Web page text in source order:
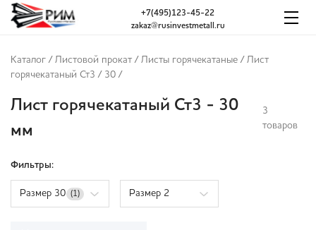
zakaz@rusinvestmetall.ru
+7(495)123-45-22
Каталог / Листовой прокат / Листы горячекатаные / Лист
горячекатаный Ст3 / 30 /
Лист горячекатаный Ст3 - 30
мм
3
товаров
Фильтры:
Размер 30 (1) Размер 2